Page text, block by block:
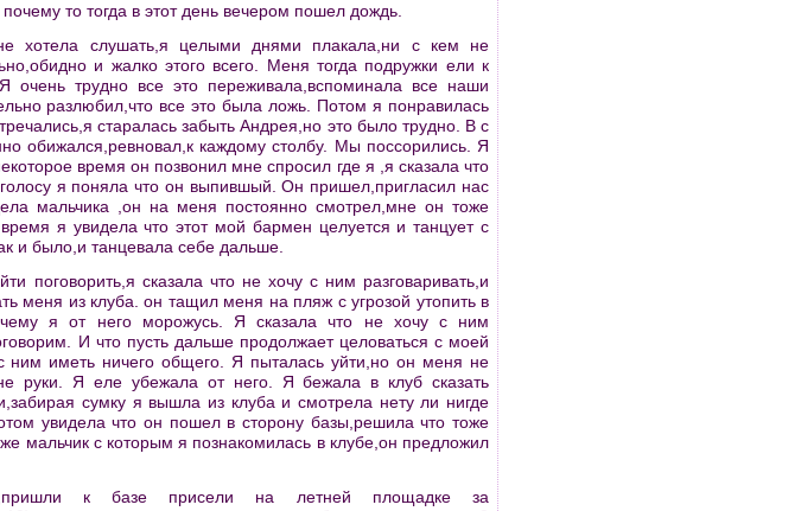
то тогда в этот день вечером пошел дождь.
хотела слушать,я целыми днями плакала,ни с кем не
и жалко этого всего. Меня тогда подружки ели к
трудно все это переживала,вспоминала все наши
разлюбил,что все это была ложь. Потом я понравилась
старалась забыть Андрея,но это было трудно. В с
обижался,ревновал,к каждому столбу. Мы поссорились. Я
время он позвонил мне спросил где я ,я сказала что
я поняла что он выпившый. Он пришел,пригласил нас
мальчика ,он на меня постоянно смотрел,мне он тоже
я увидела что этот мой бармен целуется и танцует с
и было,и танцевала себе дальше.
поговорить,я сказала что не хочу с ним разговаривать,и
меня из клуба. он тащил меня на пляж с угрозой утопить в
я от него морожусь. Я сказала что не хочу с ним
И что пусть дальше продолжает целоваться с моей
иметь ничего общего. Я пыталась уйти,но он меня не
руки. Я еле убежала от него. Я бежала в клуб сказать
сумку я вышла из клуба и смотрела нету ли нигде
увидела что он пошел в сторону базы,решила что тоже
мальчик с которым я познакомилась в клубе,он предложил
к базе присели на летней площадке за